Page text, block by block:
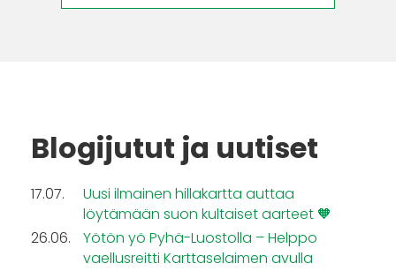
Blogijutut ja uutiset
17.07.
Uusi ilmainen hillakartta auttaa
löytämään suon kultaiset aarteet 🧡
26.06.
Yötön yö Pyhä-Luostolla – Helppo
vaellusreitti Karttaselaimen avulla